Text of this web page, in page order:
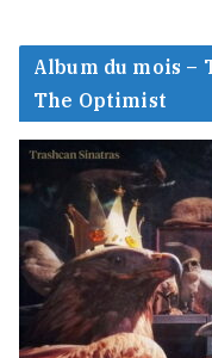
Album du mois –
The Optimist